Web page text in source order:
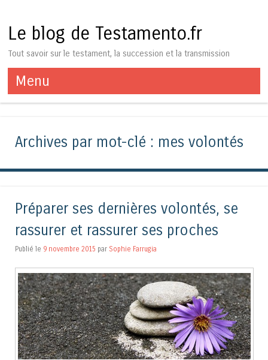
Le blog de Testamento.fr
Tout savoir sur le testament, la succession et la transmission
Menu
Aller au contenu
Archives par mot-clé : mes volontés
Préparer ses dernières volontés, se
rassurer et rassurer ses proches
Publié le 9 novembre 2015 par Sophie Farrugia